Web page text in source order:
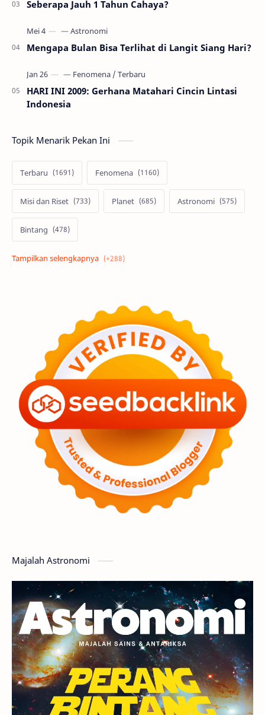
Seberapa Jauh 1 Tahun Cahaya?
Mengapa Bulan Bisa Terlihat di Langit Siang Hari?
HARI INI 2009: Gerhana Matahari Cincin Lintasi
Indonesia
Topik Menarik Pekan Ini
Terbaru Fenomena
Misi dan Riset Planet Astronomi
Bintang
Alam semesta Galaksi
Tata Surya Hype
Asteroid Observasi
Premium Komet Bulan
Penelitian Serba-serbi Satelit
Luar Angkasa Video Aurora
Supernova Nebula Sponsored
Mars Planet Katai
GMT 2016
Planet Kerdil Bumi Pengetahuan
Berita Hujan Meteor Satelit Alami
Rasi Bintang Teleskop Saturnus
GBT 2018 UFO Advertorial
Majalah Astronomi